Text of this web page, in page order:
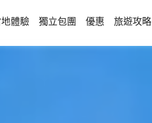
體驗 獨立包團 優惠 旅遊攻略